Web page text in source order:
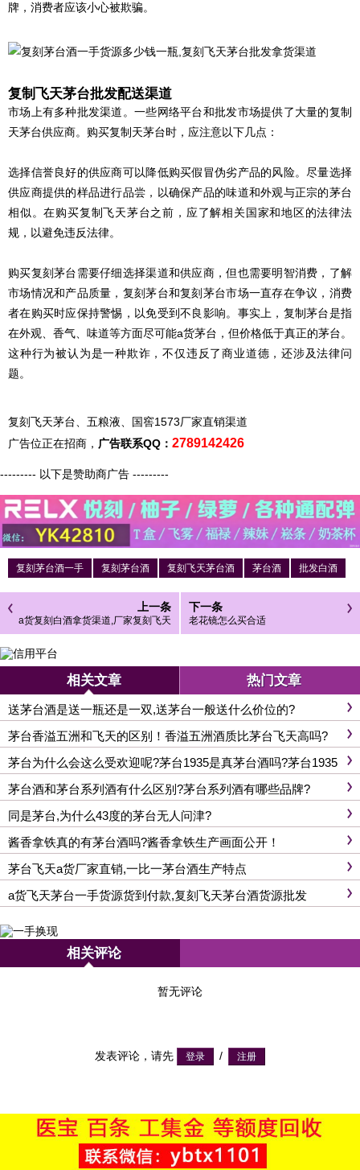
牌，消费者应该小心被欺骗。
复制飞天茅台批发配送渠道
市场上有多种批发渠道。一些网络平台和批发市场提供了大量的复制
天茅台供应商。购买复制天茅台时，应注意以下几点：
选择信誉良好的供应商可以降低购买假冒伪劣产品的风险。尽量选择
供应商提供的样品进行品尝，以确保产品的味道和外观与正宗的茅台
相似。在购买复制飞天茅台之前，应了解相关国家和地区的法律法
规，以避免违反法律。
购买复刻茅台需要仔细选择渠道和供应商，但也需要明智消费，了解
市场情况和产品质量，复刻茅台和复刻茅台市场一直存在争议，消费
者在购买时应保持警惕，以免受到不良影响。事实上，复制茅台是指
在外观、香气、味道等方面尽可能a货茅台，但价格低于真正的茅台。
这种行为被认为是一种欺诈，不仅违反了商业道德，还涉及法律问
题。
复刻飞天茅台、五粮液、国窖1573厂家直销渠道
广告位正在招商， 广告联系QQ： 2789142426
--------- 以下是赞助商广告 ---------
复刻茅台酒一手 复刻茅台酒 复刻飞天茅台酒 茅台酒 批发白酒
上一条
a货复刻白酒拿货渠道,厂家复刻飞天
白酒一手货到付款
下一条
老花镜怎么买合适
相关文章 热门文章
送茅台酒是送一瓶还是一双,送茅台一般送什么价位的?
茅台香溢五洲和飞天的区别！香溢五洲酒质比茅台飞天高吗?
茅台为什么会这么受欢迎呢?茅台1935是真茅台酒吗?茅台1935
多少钱一瓶?
茅台酒和茅台系列酒有什么区别?茅台系列酒有哪些品牌?
同是茅台,为什么43度的茅台无人问津?
酱香拿铁真的有茅台酒吗?酱香拿铁生产画面公开！
茅台飞天a货厂家直销,一比一茅台酒生产特点
a货飞天茅台一手货源货到付款,复刻飞天茅台酒货源批发
相关评论
暂无评论
发表评论，请先 /